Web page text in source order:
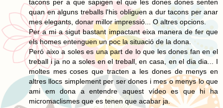
tacons per a que sapigen el que les dones dones senten
quan en alguns treballs l'his obliguen a dur tacons per anar
mes elegants, donar millor impressió... O altres opcions.
Per a mi a sigut bastant impactant eixa manera de fer que
els homes entenguen un poc la situació de la dona.
Peró aixo a soles es una part de lo que les dones fan en el
treball i ja no a soles en el treball, en casa, en el dia dia... I
moltes mes coses que tracten a les dones de menys en
altres llocs simplement per ser dones i mes o menys lo que
ami em dona a entendre aquest vídeo es que hi ha
micromaclismes que es tenen que acabar ja.